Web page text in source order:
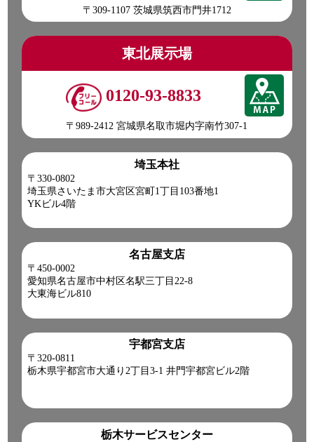
〒309-1107 茨城県筑西市門井1712
東北展示場
0120-93-8833
〒989-2412 宮城県名取市堀内字南竹307-1
埼玉本社
〒330-0802
埼玉県さいたま市大宮区宮町1丁目103番地1
YKビル4階
名古屋支店
〒450-0002
愛知県名古屋市中村区名駅三丁目22-8
大東海ビル810
宇都宮支店
〒320-0811
栃木県宇都宮市大通り2丁目3-1 井門宇都宮ビル2階
栃木サービスセンター